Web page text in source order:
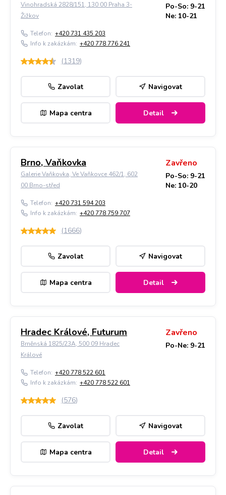
Vinohradská 2828/151, 130 00 Praha 3-
Žižkov
Po-So: 9-21
Ne: 10-21
Telefon: +420 731 435 203
Info k zakázkám: +420 778 776 241
(1319)
Zavolat Navigovat
Mapa centra Detail
Brno, Vaňkovka
Galerie Vaňkovka, Ve Vaňkovce 462/1, 602
00 Brno-střed
Zavřeno
Po-So: 9-21
Ne: 10-20
Telefon: +420 731 594 203
Info k zakázkám: +420 778 759 707
(1666)
Zavolat Navigovat
Mapa centra Detail
Hradec Králové, Futurum
Brněnská 1825/23A, 500 09 Hradec
Králové
Zavřeno
Po-Ne: 9-21
Telefon: +420 778 522 601
Info k zakázkám: +420 778 522 601
(576)
Zavolat Navigovat
Mapa centra Detail